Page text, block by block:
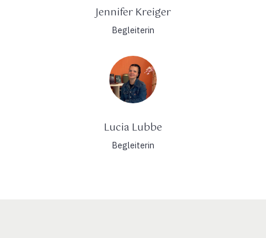
Jennifer Kreiger
Begleiterin
Lucia Lubbe
Begleiterin